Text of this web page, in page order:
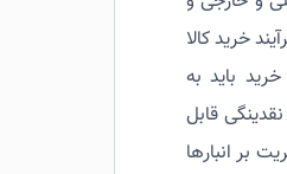
خرید کالا
باید به
قابل
بر انبارها